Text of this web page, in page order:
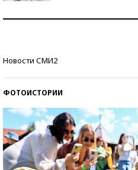
Новости СМИ2
ФОТОИСТОРИИ